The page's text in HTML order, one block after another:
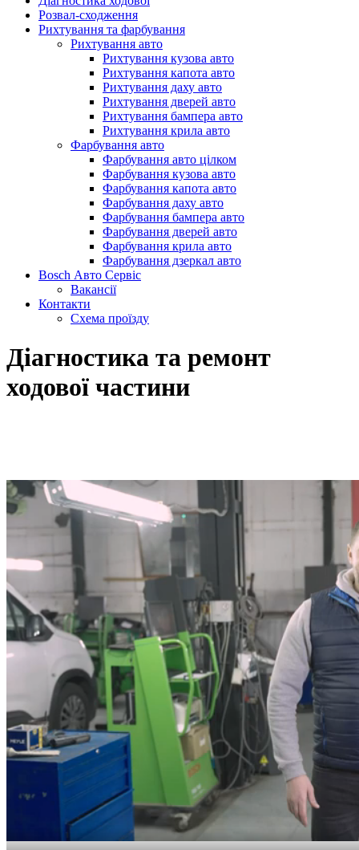
Розвал-сходження
Рихтування та фарбування
Рихтування авто
Рихтування кузова авто
Рихтування капота авто
Рихтування даху авто
Рихтування дверей авто
Рихтування бампера авто
Рихтування крила авто
Фарбування авто
Фарбування авто цілком
Фарбування кузова авто
Фарбування капота авто
Фарбування даху авто
Фарбування бампера авто
Фарбування дверей авто
Фарбування крила авто
Фарбування дзеркал авто
Bosch Авто Сервіс
Вакансії
Контакти
Схема проїзду
Діагностика та ремонт
ходової частини